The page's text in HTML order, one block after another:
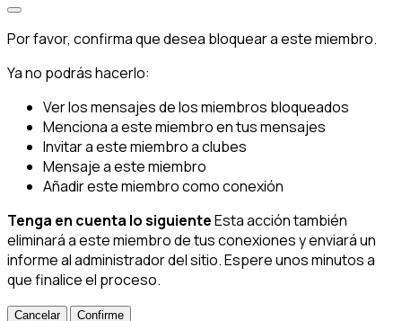
Por favor, confirma que desea bloquear a este miembro.
Ya no podrás hacerlo:
Ver los mensajes de los miembros bloqueados
Menciona a este miembro en tus mensajes
Invitar a este miembro a clubes
Mensaje a este miembro
Añadir este miembro como conexión
Tenga en cuenta lo siguienteEsta acción también
eliminará a este miembro de tus conexiones y enviará un
informe al administrador del sitio. Espere unos minutos a
que finalice el proceso.
Confirme